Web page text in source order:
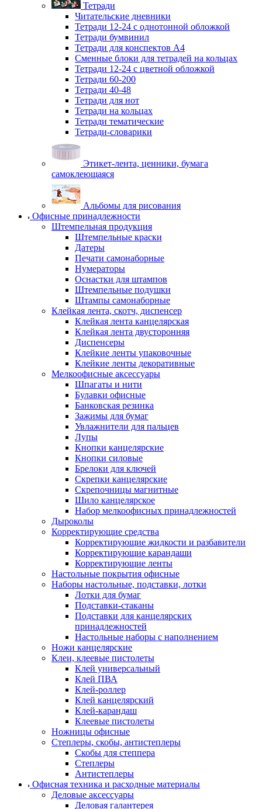
Тетради
Читательские дневники
Тетради 12-24 с однотонной обложкой
Тетради бумвинил
Тетради для конспектов А4
Сменные блоки для тетрадей на кольцах
Тетради 12-24 с цветной обложкой
Тетради 60-200
Тетради 40-48
Тетради для нот
Тетради на кольцах
Тетради тематические
Тетради-словарики
Этикет-лента, ценники, бумага
самоклеющаяся
Альбомы для рисования
Офисные принадлежности
Штемпельная продукция
Штемпельные краски
Датеры
Печати самонаборные
Нумераторы
Оснастки для штампов
Штемпельные подушки
Штампы самонаборные
Клейкая лента, скотч, диспенсер
Клейкая лента канцелярская
Клейкая лента двусторонняя
Диспенсеры
Клейкие ленты упаковочные
Клейкие ленты декоративные
Мелкоофисные аксессуары
Шпагаты и нити
Булавки офисные
Банковская резинка
Зажимы для бумаг
Увлажнители для пальцев
Лупы
Кнопки канцелярские
Кнопки силовые
Брелоки для ключей
Скрепки канцелярские
Скрепочницы магнитные
Шило канцелярское
Набор мелкоофисных принадлежностей
Дыроколы
Корректирующие средства
Корректирующие жидкости и разбавители
Корректирующие карандаши
Корректирующие ленты
Настольные покрытия офисные
Наборы настольные, подставки, лотки
Лотки для бумаг
Подставки-стаканы
Подставки для канцелярских
принадлежностей
Настольные наборы с наполнением
Ножи канцелярские
Клеи, клеевые пистолеты
Клей универсальный
Клей ПВА
Клей-роллер
Клей канцелярский
Клей-карандаш
Клеевые пистолеты
Ножницы офисные
Степлеры, скобы, антистеплеры
Скобы для степпера
Степлеры
Антистеплеры
Офисная техника и расходные материалы
Деловые аксессуары
Деловая галантерея